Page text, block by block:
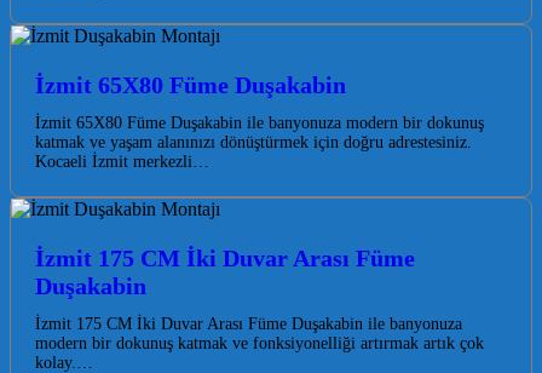
İzmit 65X80 Füme Duşakabin
İzmit 65X80 Füme Duşakabin ile banyonuza modern bir dokunuş
katmak ve yaşam alanınızı dönüştürmek için doğru adrestesiniz.
Kocaeli İzmit merkezli…
İzmit 175 CM İki Duvar Arası Füme
Duşakabin
İzmit 175 CM İki Duvar Arası Füme Duşakabin ile banyonuza
modern bir dokunuş katmak ve fonksiyonelliği artırmak artık çok
kolay.…